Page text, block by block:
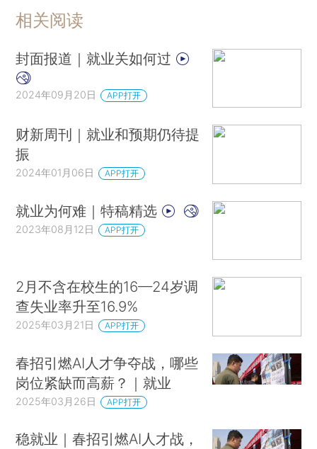
相关阅读
封面报道｜就业关如何过
2024年09月20日 APP打开
财新周刊｜就业和预期仍待提
振
2024年01月06日 APP打开
就业为何难｜特稿精选
2023年08月12日 APP打开
2月不含在校生的16—24岁调
查失业率升至16.9%
2025年03月21日 APP打开
春招引燃AI人才争夺战，哪些
岗位紧缺而高薪？｜就业
2025年03月26日 APP打开
稳就业｜春招引燃AI人才战，